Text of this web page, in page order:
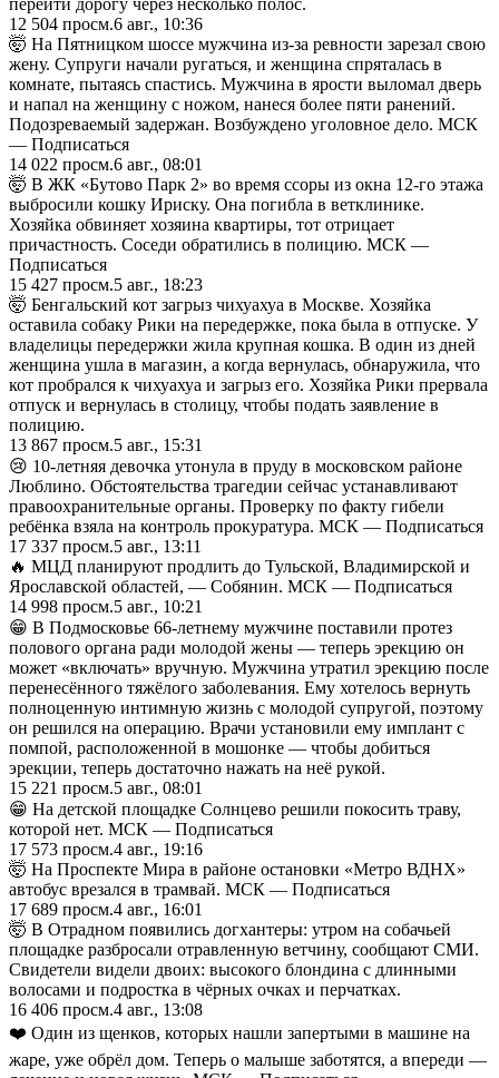
12 504 просм.6 авг., 10:36
🤯 На Пятницком шоссе мужчина из-за ревности зарезал свою
жену. Супруги начали ругаться, и женщина спряталась в
комнате, пытаясь спастись. Мужчина в ярости выломал дверь
и напал на женщину с ножом, нанеся более пяти ранений.
Подозреваемый задержан. Возбуждено уголовное дело. МСК
— Подписаться
14 022 просм.6 авг., 08:01
🤯 В ЖК «Бутово Парк 2» во время ссоры из окна 12-го этажа
выбросили кошку Ириску. Она погибла в ветклинике.
Хозяйка обвиняет хозяина квартиры, тот отрицает
причастность. Соседи обратились в полицию. МСК —
Подписаться
15 427 просм.5 авг., 18:23
🤯 Бенгальский кот загрыз чихуахуа в Москве. Хозяйка
оставила собаку Рики на передержке, пока была в отпуске. У
владелицы передержки жила крупная кошка. В один из дней
женщина ушла в магазин, а когда вернулась, обнаружила, что
кот пробрался к чихуахуа и загрыз его. Хозяйка Рики прервала
отпуск и вернулась в столицу, чтобы подать заявление в
полицию.
13 867 просм.5 авг., 15:31
😢 10-летняя девочка утонула в пруду в московском районе
Люблино. Обстоятельства трагедии сейчас устанавливают
правоохранительные органы. Проверку по факту гибели
ребёнка взяла на контроль прокуратура. МСК — Подписаться
17 337 просм.5 авг., 13:11
🔥 МЦД планируют продлить до Тульской, Владимирской и
Ярославской областей, — Собянин. МСК — Подписаться
14 998 просм.5 авг., 10:21
😁 В Подмосковье 66-летнему мужчине поставили протез
полового органа ради молодой жены — теперь эрекцию он
может «включать» вручную. Мужчина утратил эрекцию после
перенесённого тяжёлого заболевания. Ему хотелось вернуть
полноценную интимную жизнь с молодой супругой, поэтому
он решился на операцию. Врачи установили ему имплант с
помпой, расположенной в мошонке — чтобы добиться
эрекции, теперь достаточно нажать на неё рукой.
15 221 просм.5 авг., 08:01
😁 На детской площадке Солнцево решили покосить траву,
которой нет. МСК — Подписаться
17 573 просм.4 авг., 19:16
🤯 На Проспекте Мира в районе остановки «Метро ВДНХ»
автобус врезался в трамвай. МСК — Подписаться
17 689 просм.4 авг., 16:01
🤯 В Отрадном появились догхантеры: утром на собачьей
площадке разбросали отравленную ветчину, сообщают СМИ.
Свидетели видели двоих: высокого блондина с длинными
волосами и подростка в чёрных очках и перчатках.
16 406 просм.4 авг., 13:08
❤️ Один из щенков, которых нашли запертыми в машине на
жаре, уже обрёл дом. Теперь о малыше заботятся, а впереди —